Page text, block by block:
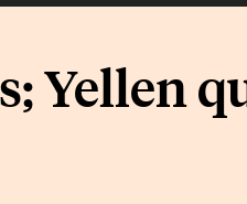
Yellen